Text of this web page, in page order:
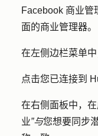
Facebook 商业管
面的商业管理器。
在左侧边栏菜单
点击您已连接到
在右侧面板中，
业”与您想要同步